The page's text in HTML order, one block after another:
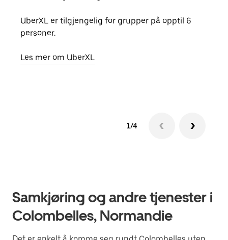
UberXL er tilgjengelig for grupper på opptil 6
personer.
Les mer om UberXL
1/4
Samkjøring og andre tjenester i
Colombelles, Normandie